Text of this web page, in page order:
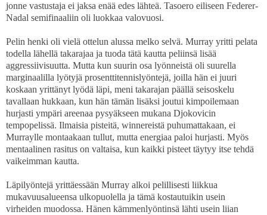
jonne vastustaja ei jaksa enää edes lähteä. Tasoero eiliseen Federer-
Nadal semifinaaliin oli luokkaa valovuosi.
Pelin henki oli vielä ottelun alussa melko selvä. Murray yritti pelata
todella lähellä takarajaa ja tuoda tätä kautta peliinsä lisää
aggressiivisuutta. Mutta kun suurin osa lyönneistä oli suurella
marginaalilla lyötyjä prosenttitennislyöntejä, joilla hän ei juuri
koskaan yrittänyt lyödä läpi, meni takarajan päällä seisoskelu
tavallaan hukkaan, kun hän tämän lisäksi joutui kimpoilemaan
hurjasti ympäri areenaa pysyäkseen mukana Djokovicin
tempopelissä. Ilmaisia pisteitä, winnereistä puhumattakaan, ei
Murraylle montaakaan tullut, mutta energiaa paloi hurjasti. Myös
mentaalinen rasitus on valtaisa, kun kaikki pisteet täytyy itse tehdä
vaikeimman kautta.
Läpilyöntejä yrittäessään Murray alkoi pelillisesti liikkua
mukavuusalueensa ulkopuolella ja tämä kostautuikin usein
virheiden muodossa. Hänen kämmenlyöntinsä lähti usein liian